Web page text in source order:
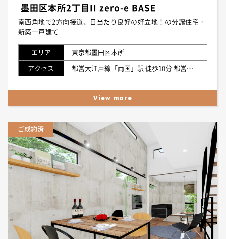
墨田区本所2丁目II zero-e BASE
南西角地で2方向接道、日当たり良好の好立地！の分譲住宅・
新築一戸建て
エリア
東京都墨田区本所
アクセス
都営大江戸線「両国」駅 徒歩10分 都営浅草線「浅草」駅 徒歩12分
View more
ご成約済